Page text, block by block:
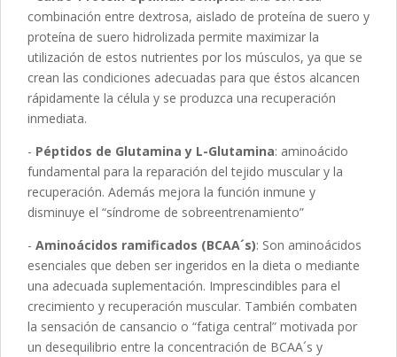
combinación entre dextrosa, aislado de proteína de suero y
proteína de suero hidrolizada permite maximizar la
utilización de estos nutrientes por los músculos, ya que se
crean las condiciones adecuadas para que éstos alcancen
rápidamente la célula y se produzca una recuperación
inmediata.
- Péptidos de Glutamina y L-Glutamina: aminoácido
fundamental para la reparación del tejido muscular y la
recuperación. Además mejora la función inmune y
disminuye el “síndrome de sobreentrenamiento”
- Aminoácidos ramificados (BCAA´s): Son aminoácidos
esenciales que deben ser ingeridos en la dieta o mediante
una adecuada suplementación. Imprescindibles para el
crecimiento y recuperación muscular. También combaten
la sensación de cansancio o “fatiga central” motivada por
un desequilibrio entre la concentración de BCAA´s y